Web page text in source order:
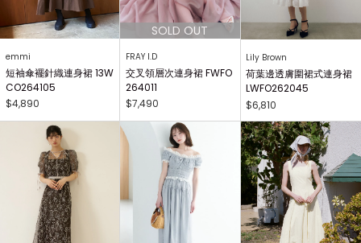
emmi
短袖傘襬針織連身裙 13W
CO264105
$4,890
FRAY I.D
交叉領層次連身裙 FWFO
264011
$7,490
Lily Brown
荷葉邊透膚圍裙式連身裙
LWFO262045
$6,810